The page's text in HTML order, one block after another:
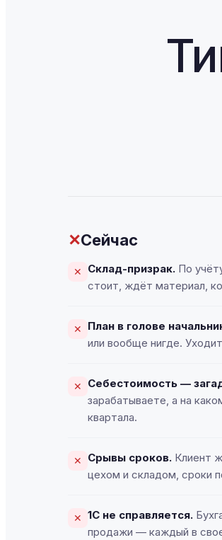
Сделка с клиентом:
✕Сейчас
✕ Склад-призрак. По
стоит, ждёт материал,
✕ План в голове
или вообще нигде.
✕ Себестоимость —
зарабатываете, а на
квартала.
✕ Срывы сроков. Клиент
цехом и складом, сроки
✕ 1С не справляется.
продажи — каждый в